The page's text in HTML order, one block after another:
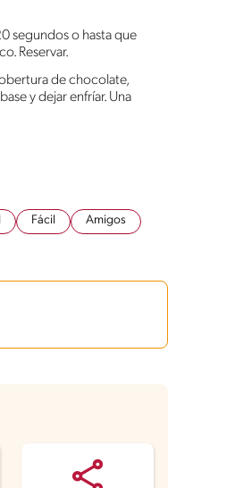
segundos o hasta que
Reservar.
de chocolate,
y dejar enfríar. Una
Fácil
Amigos